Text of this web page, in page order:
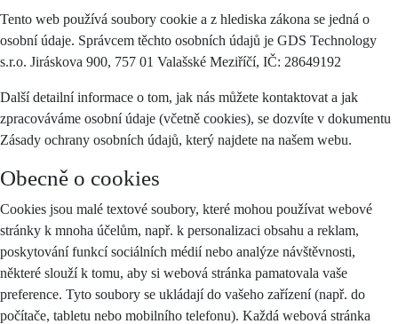
Tento web používá soubory cookie a z hlediska zákona se jedná o
osobní údaje. Správcem těchto osobních údajů je GDS Technology
s.r.o. Jiráskova 900, 757 01 Valašské Meziříčí, IČ: 28649192
Další detailní informace o tom, jak nás můžete kontaktovat a jak
zpracováváme osobní údaje (včetně cookies), se dozvíte v dokumentu
Zásady ochrany osobních údajů, který najdete na našem webu.
Obecně o cookies
Cookies jsou malé textové soubory, které mohou používat webové
stránky k mnoha účelům, např. k personalizaci obsahu a reklam,
poskytování funkcí sociálních médií nebo analýze návštěvnosti,
některé slouží k tomu, aby si webová stránka pamatovala vaše
preference. Tyto soubory se ukládají do vašeho zařízení (např. do
počítače, tabletu nebo mobilního telefonu). Každá webová stránka